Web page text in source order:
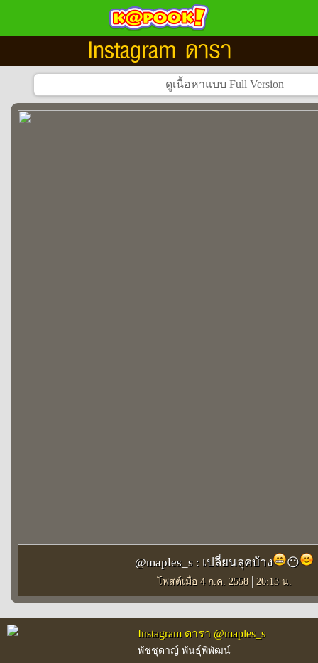
Instagram ดารา
@maples_s : เปลี่ยนลุคบ้าง 😶
โพสต์เมื่อ 4 ก.ค. 2558 | 20:13 น.
Instagram ดารา @maples_s
พัชชุดาญ์ พันธุ์พิพัฒน์